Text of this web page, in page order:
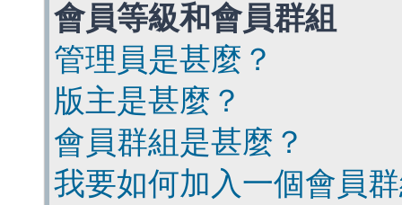
會員等級和會員群組
管理員是甚麼？
版主是甚麼？
會員群組是甚麼？
我要如何加入一個會員